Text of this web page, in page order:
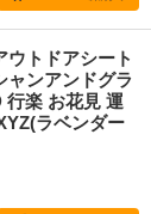
ウトドアシート
ャンアンドグラ
行楽 お花見 運
ラベンダー